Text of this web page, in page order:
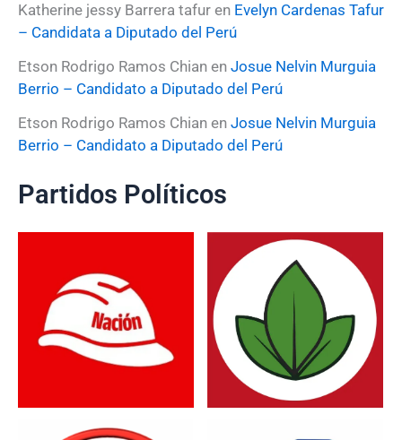
Katherine jessy Barrera tafur en Evelyn Cardenas Tafur
– Candidata a Diputado del Perú
Etson Rodrigo Ramos Chian en Josue Nelvin Murguia
Berrio – Candidato a Diputado del Perú
Etson Rodrigo Ramos Chian en Josue Nelvin Murguia
Berrio – Candidato a Diputado del Perú
Partidos Políticos